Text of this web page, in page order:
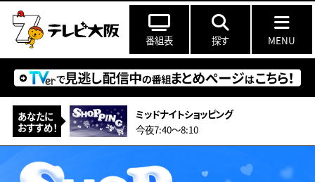
番組表 探す MENU
あなたに
おすすめ！
ミッドナイトショッピング
今夜7:40〜8:10